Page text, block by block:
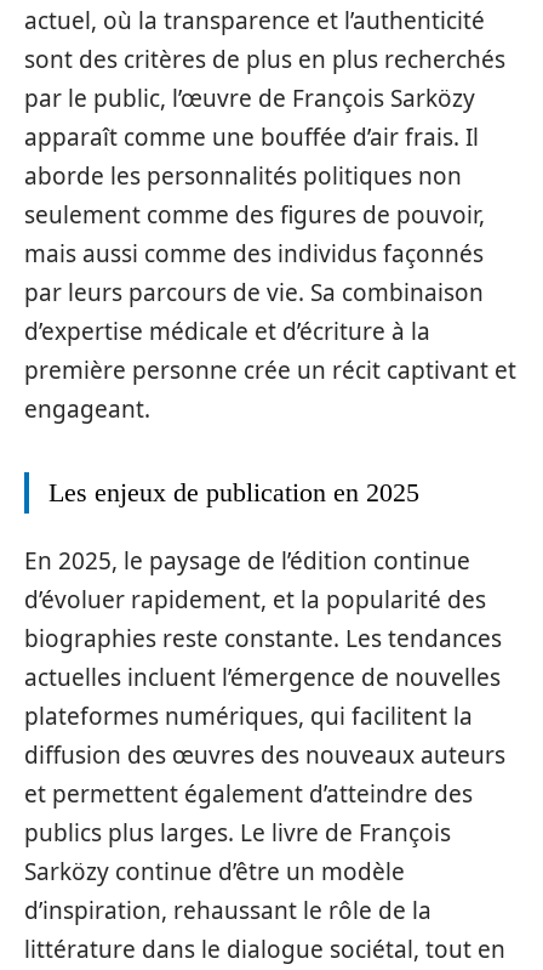
actuel, où la transparence et l’authenticité
sont des critères de plus en plus recherchés
par le public, l’œuvre de François Sarközy
apparaît comme une bouffée d’air frais. Il
aborde les personnalités politiques non
seulement comme des figures de pouvoir,
mais aussi comme des individus façonnés
par leurs parcours de vie. Sa combinaison
d’expertise médicale et d’écriture à la
première personne crée un récit captivant et
engageant.
Les enjeux de publication en 2025
En 2025, le paysage de l’édition continue
d’évoluer rapidement, et la popularité des
biographies reste constante. Les tendances
actuelles incluent l’émergence de nouvelles
plateformes numériques, qui facilitent la
diffusion des œuvres des nouveaux auteurs
et permettent également d’atteindre des
publics plus larges. Le livre de François
Sarközy continue d’être un modèle
d’inspiration, rehaussant le rôle de la
littérature dans le dialogue sociétal, tout en